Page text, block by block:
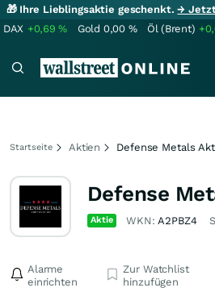
🎁 Ihre Lieblingsaktie geschenkt.→
DAX +0,69% Gold 0,00 % Öl (Brent)
Startseite Aktien Defense Metals
Defense
Aktie WKN:A2PBZ4
Alarme
einrichten
Zur Watchlist
hinzufügen